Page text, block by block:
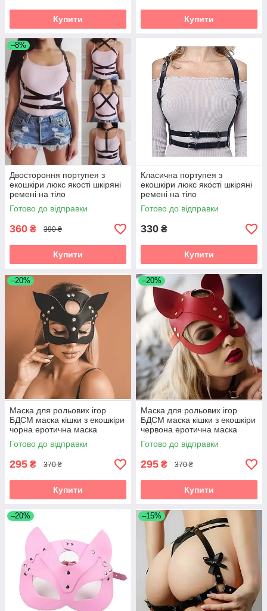
Купити Купити
–8%
Двостороння портупея з
екошкіри люкс якості шкіряні
ремені на тіло
Готово до відправки
360 ₴ 390 ₴
Купити
Класична портупея з
екошкіри люкс якості шкіряні
ремені на тіло
Готово до відправки
330 ₴
Купити
–20%
Маска для рольових ігор
БДСМ маска кішки з екошкіри
чорна еротична маска
Готово до відправки
295 ₴ 370 ₴
Купити
–20%
Маска для рольових ігор
БДСМ маска кішки з екошкіри
червона еротична маска
Готово до відправки
295 ₴ 370 ₴
Купити
–20% –15%